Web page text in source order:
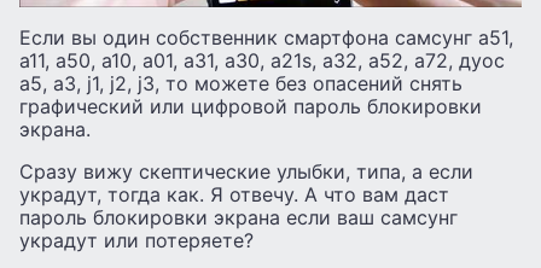
Если вы один собственник смартфона самсунг а51,
а11, а50, а10, а01, а31, а30, а21s, а32, а52, а72, дуос
а5, а3, j1, j2, j3, то можете без опасений снять
графический или цифровой пароль блокировки
экрана.
Сразу вижу скептические улыбки, типа, а если
украдут, тогда как. Я отвечу. А что вам даст
пароль блокировки экрана если ваш самсунг
украдут или потеряете?